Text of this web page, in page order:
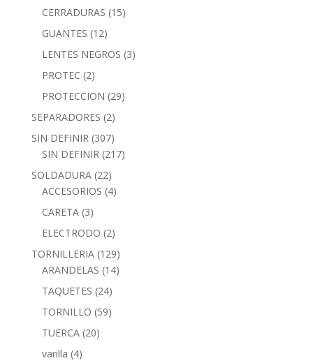
CERRADURAS (15)
GUANTES (12)
LENTES NEGROS (3)
PROTEC (2)
PROTECCION (29)
SEPARADORES (2)
SIN DEFINIR (307)
SIN DEFINIR (217)
SOLDADURA (22)
ACCESORIOS (4)
CARETA (3)
ELECTRODO (2)
TORNILLERIA (129)
ARANDELAS (14)
TAQUETES (24)
TORNILLO (59)
TUERCA (20)
varilla (4)